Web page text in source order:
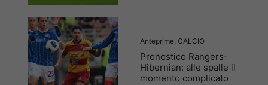
Anteprime, CALCIO
Pronostico Rangers-
Hibernian: alle spalle il
momento complicato